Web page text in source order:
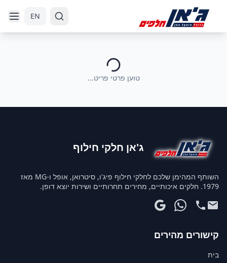
EN
טוען פרטי פריט...
ג'אן חלקי חילוף
השותף המהימן שלכם לחלקי חילוף פיג'ו, סיטרואן, אופל ו-MG מאז
1979. חלקים איכותיים, מחירים תחרותיים ושירות יוצא דופן.
קישורים מהירים
בית